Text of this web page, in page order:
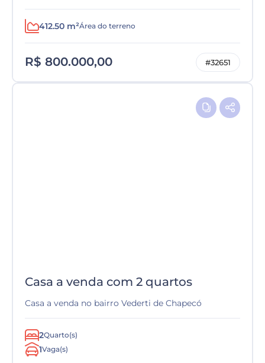
412.50 m²Área do terreno
R$ 800.000,00 #32651
Casa a venda com 2 quartos
Casa a venda no bairro Vederti de Chapecó
2Quarto(s)
1Vaga(s)